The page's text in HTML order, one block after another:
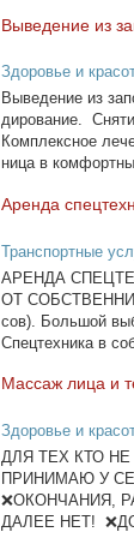
Вы­ве­де­ние из
Здоровье и
Вы­ве­де­ние из
ди­ро­ва­ние.
Ком­плекс­ное
ни­ца в
Арен­да
Транспортные
АРЕНДА
ОТ
сов). Боль­шой
Спец­тех­ни­ка в
Мас­саж ли­ца и
Здоровье и
ДЛЯ ТЕХ КТО
ПРИНИМАЮ У
❌ОКОНЧАНИЯ,
ДАЛЕЕ НЕТ!